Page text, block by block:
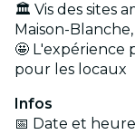
🏛️ Vis des sites
Maison-
🤩 L'expérience
pour les locaux
Infos
📅 Date et